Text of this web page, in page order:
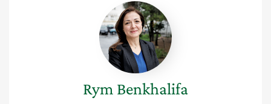
Rym
Benkhalifa
Rym Benkhalifa